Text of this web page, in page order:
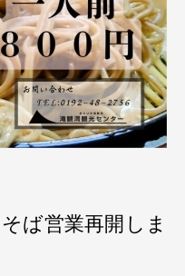
ば営業再開しま